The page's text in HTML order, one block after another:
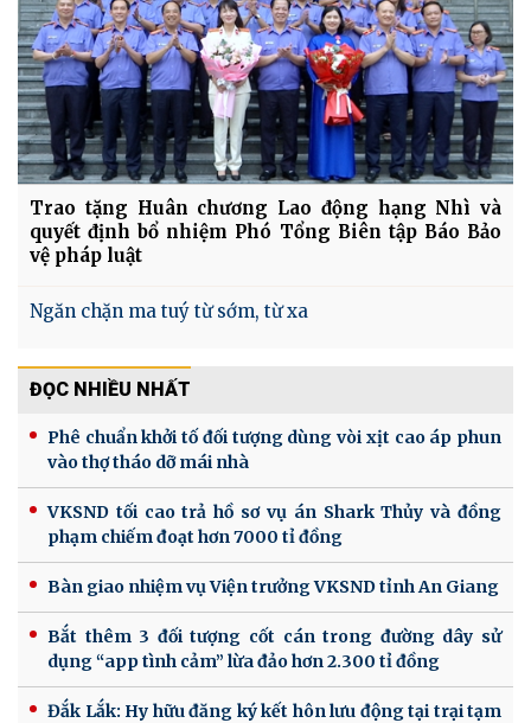
Trao tặng Huân chương Lao động hạng Nhì và
quyết định bổ nhiệm Phó Tổng Biên tập Báo Bảo
vệ pháp luật
Ngăn chặn ma tuý từ sớm, từ xa
ĐỌC NHIỀU NHẤT
Phê chuẩn khởi tố đối tượng dùng vòi xịt cao áp phun
vào thợ tháo dỡ mái nhà
VKSND tối cao trả hồ sơ vụ án Shark Thủy và đồng
phạm chiếm đoạt hơn 7000 tỉ đồng
Bàn giao nhiệm vụ Viện trưởng VKSND tỉnh An Giang
Bắt thêm 3 đối tượng cốt cán trong đường dây sử
dụng “app tình cảm” lừa đảo hơn 2.300 tỉ đồng
Đắk Lắk: Hy hữu đăng ký kết hôn lưu động tại trại tạm